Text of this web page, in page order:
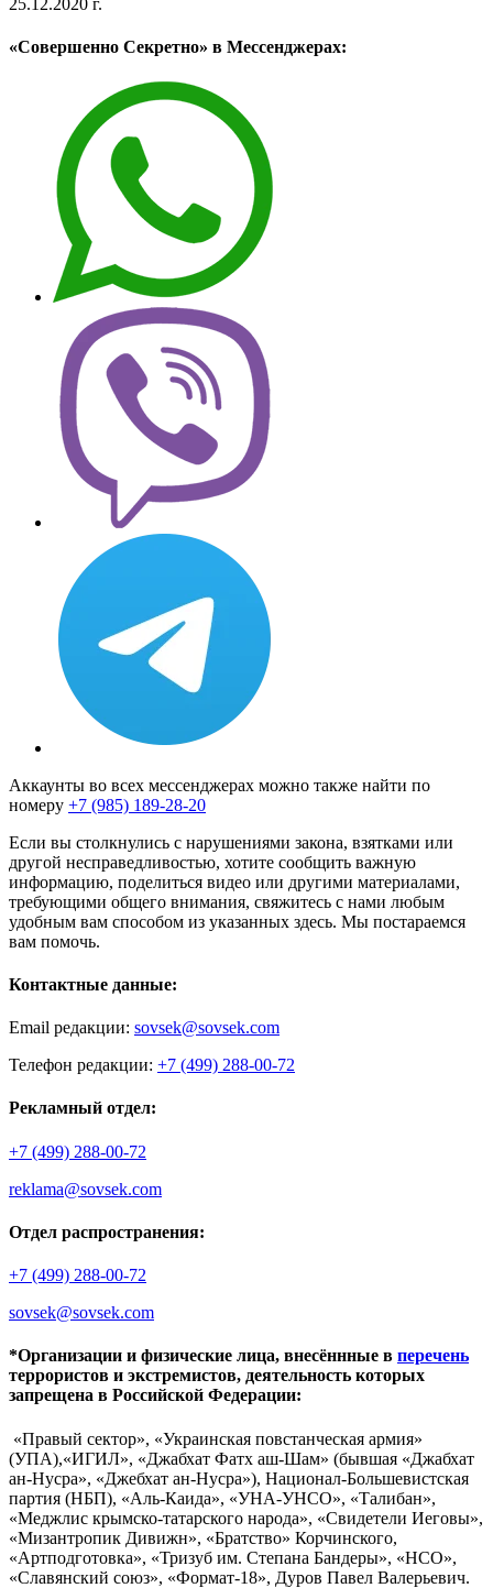
25.12.2020 г.
«Совершенно Секретно» в Мессенджерах:
Аккаунты во всех мессенджерах можно также найти по
номеру +7 (985) 189-28-20
Если вы столкнулись с нарушениями закона, взятками или
другой несправедливостью, хотите сообщить важную
информацию, поделиться видео или другими материалами,
требующими общего внимания, свяжитесь с нами любым
удобным вам способом из указанных здесь. Мы постараемся
вам помочь.
Контактные данные:
Email редакции: sovsek@sovsek.com
Телефон редакции: +7 (499) 288-00-72
Рекламный отдел:
+7 (499) 288-00-72
reklama@sovsek.com
Отдел распространения:
+7 (499) 288-00-72
sovsek@sovsek.com
*Организации и физические лица, внесённные в перечень
террористов и экстремистов, деятельность которых
запрещена в Российской Федерации:
«Правый сектор», «Украинская повстанческая армия»
(УПА),«ИГИЛ», «Джабхат Фатх аш-Шам» (бывшая «Джабхат
ан-Нусра», «Джебхат ан-Нусра»), Национал-Большевистская
партия (НБП), «Аль-Каида», «УНА-УНСО», «Талибан»,
«Меджлис крымско-татарского народа», «Свидетели Иеговы»,
«Мизантропик Дивижн», «Братство» Корчинского,
«Артподготовка», «Тризуб им. Степана Бандеры», «НСО»,
«Славянский союз», «Формат-18», Дуров Павел Валерьевич.